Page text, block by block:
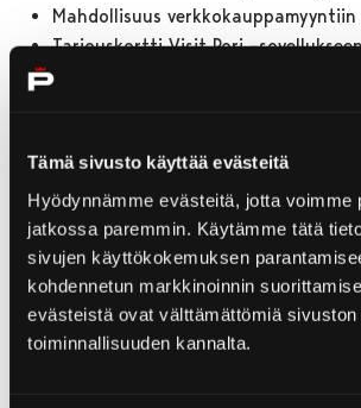
Tämä sivusto käyttää evästeitä
Hyödynnämme evästeitä, jotta voimme
jatkossa paremmin. Käytämme tätä
sivujen käyttökokemuksen
kohdennetun markkinoinnin
evästeistä ovat välttämättömiä sivuston
toiminnallisuuden kannalta.
Mahdollisuus verkkokauppamyyntiin
Tarjouskortti Visit Pori
Yhteistyökumppanit voivat myös
Lisätietoa tämän vuoden
helposti osallistumalla tilaisuuteemme
kaupungintalon valtuustosalissa
3. krs).
Pidämme infon uusille sekä vasta
kumppanuudesta kiinnostuneille